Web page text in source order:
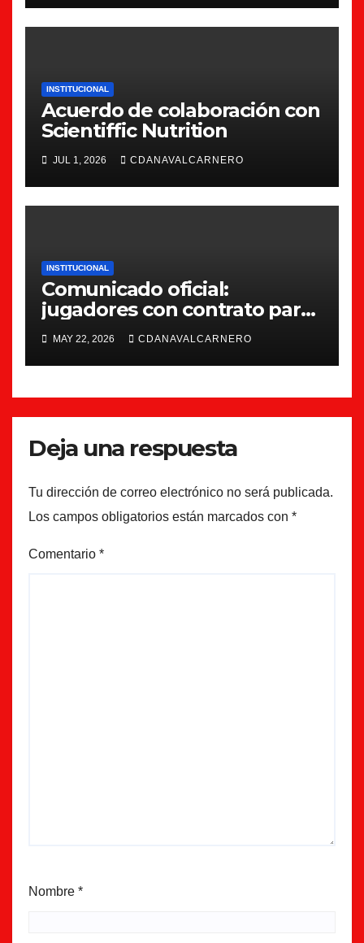
INSTITUCIONAL
Acuerdo de colaboración con
Scientiffic Nutrition
JUL 1, 2026 CDANAVALCARNERO
INSTITUCIONAL
Comunicado oficial:
jugadores con contrato para
la 26/27
MAY 22, 2026 CDANAVALCARNERO
Deja una respuesta
Tu dirección de correo electrónico no será publicada.
Los campos obligatorios están marcados con *
Comentario *
Nombre *